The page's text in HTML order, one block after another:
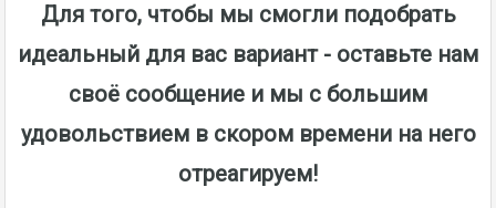
Для того, чтобы мы смогли подобрать
идеальный для вас вариант - оставьте нам
своё сообщение и мы с большим
удовольствием в скором времени на него
отреагируем!